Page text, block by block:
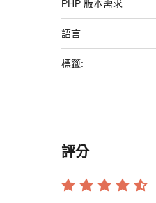
PHP 版本需求
語言
標籤:
評分